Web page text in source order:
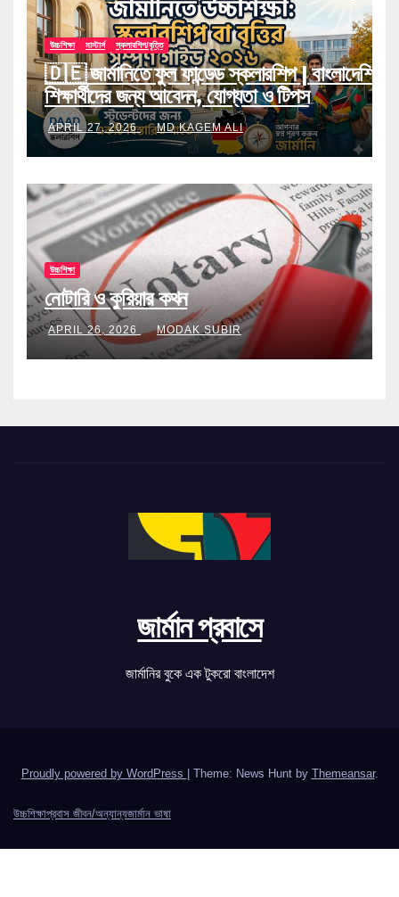
উচ্চশিক্ষা মাস্টার্স স্কলারশিপ/বৃত্তি
🇩🇪 জার্মানিতে ফুল ফান্ডেড স্কলারশিপ | বাংলাদেশি
শিক্ষার্থীদের জন্য আবেদন, যোগ্যতা ও টিপস
APRIL 27, 2026 MD KAGEM ALI
উচ্চশিক্ষা
নোটারি ও কুরিয়ার কথন
APRIL 26, 2026 MODAK SUBIR
জার্মান প্রবাসে
জার্মানির বুকে এক টুকরো বাংলাদেশ
Proudly powered by WordPress Theme: News Hunt by Themeansar.
উচ্চশিক্ষাপ্রবাস জীবন/অন্যান্যজার্মান ভাষা